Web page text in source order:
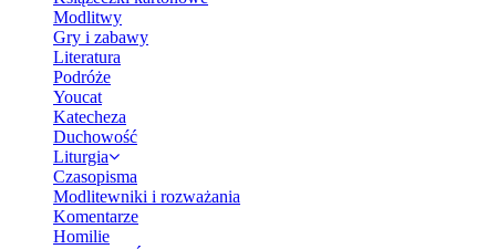
Modlitwy
Gry i zabawy
Literatura
Podróże
Youcat
Katecheza
Duchowość
Liturgia
Czasopisma
Modlitewniki i rozważania
Komentarze
Homilie